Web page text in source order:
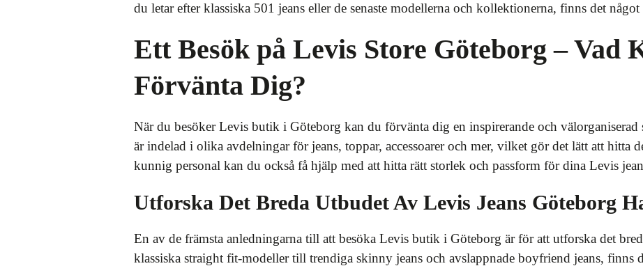
du letar efter klassiska 501 jeans eller de senaste modellerna och kollektionerna, finns det
Ett Besök på Levis Store Göteborg – Vad
Förvänta Dig?
När du besöker Levis butik i Göteborg kan du förvänta dig en inspirerande och
är indelad i olika avdelningar för jeans, toppar, accessoarer och mer, vilket gör det lätt att hitta
kunnig personal kan du också få hjälp med att hitta rätt storlek och passform för dina Levis
Utforska Det Breda Utbudet Av Levis Jeans Göteborg
En av de främsta anledningarna till att besöka Levis butik i Göteborg är för att utforska det
klassiska straight fit-modeller till trendiga skinny jeans och avslappnade boyfriend jeans, finns